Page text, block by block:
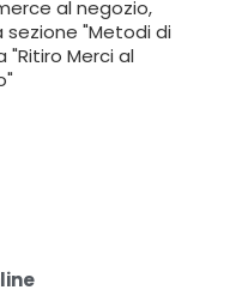
al negozio,
"Metodi di
"Ritiro Merci al